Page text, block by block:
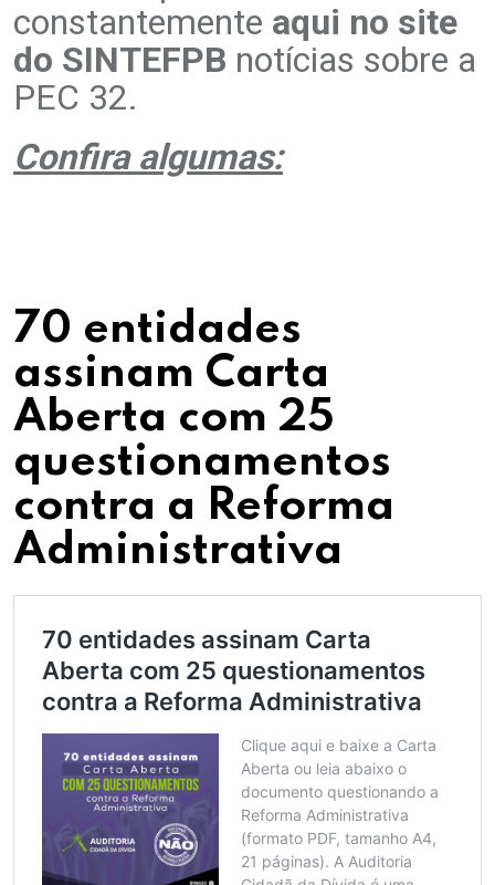
constantemente aqui no site
do SINTEFPB notícias sobre a
PEC 32.
Confira algumas:
70 entidades
assinam Carta
Aberta com 25
questionamentos
contra a Reforma
Administrativa